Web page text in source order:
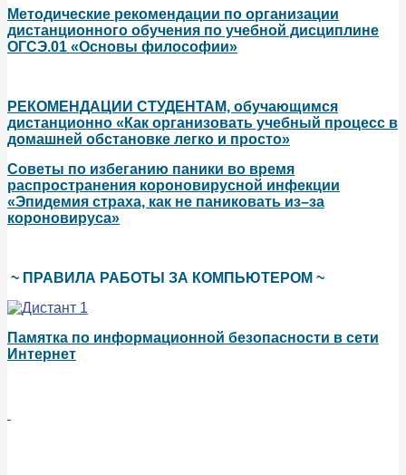
Методические рекомендации по организации
дистанционного обучения по учебной дисциплине
ОГСЭ.01 «Основы философии»
РЕКОМЕНДАЦИИ СТУДЕНТАМ, обучающимся
дистанционно «Как организовать учебный процесс в
домашней обстановке легко и просто»
Советы по избеганию паники во время
распространения короновирусной инфекции
«Эпидемия страха, как не паниковать из–за
короновируса»
~ ПРАВИЛА РАБОТЫ ЗА КОМПЬЮТЕРОМ ~
Памятка по информационной безопасности в сети
Интернет